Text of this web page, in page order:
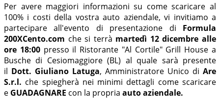
Per avere maggiori informazioni su come scaricare al
100% i costi della vostra auto aziendale, vi invitiamo a
partecipare all'evento di presentazione di Formula
200XCento.com che si terrà martedì 12 dicembre alle
ore 18:00presso il Ristorante "Al Cortile" Grill House a
Busche di Cesiomaggiore (BL) al quale sarà presente
il Dott. Giuliano Latuga, Amministratore Unico di Are
S.r.l. che spiegherà nei minimi dettagli come scaricare
e GUADAGNARE con la propria auto aziendale.